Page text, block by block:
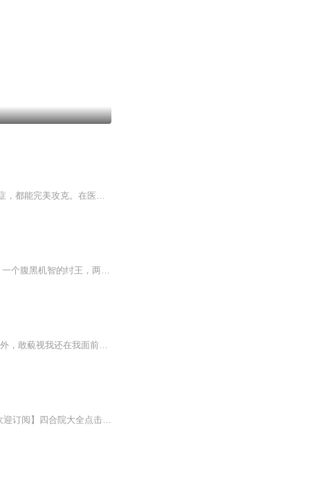
获得全能外科系统，医术、手速、诊断全面拉满。无论是复杂开颅、心脏手术，还是罕见急症，都能完美攻克。在医院叱咤风云，救死扶伤名扬四海，以超凡医术，书写属于外科之王的传奇人生。
【内容简介】 李志：哟，俺是谁？纣王！哎呀呀，昏君？我喜欢！ 一个沉默寡言的系统，一个腹黑机智的纣王，两者搭配扰乱的封神世界。 立在朝歌得天下，改天换运当纣王。 圣人算什么？你算计我，我就让你灭教！ 你有天道，我有系统！看咱俩谁强？ “...
内容简介 系统在手，天下我有，就算我是废柴又能怎样，还不是照样踏遍三界游玩在宇宙之外，敢藐视我还在我面前装逼？西门吹雪给我一剑秒了他，呦，这是准备打群架吗？出来吧！姑娘们，出来接客了，貂蝉，花木兰，阿狸，虞姬，姑娘们给我揍他…作者落之枫林...
【本专辑可以单独购买，买一送一，两本书同时发布，优惠多多。也可会员VIP免费收听，欢迎订阅】四合院大全点击下面链接直接进入：四合院：变态是怎样练成的|猫城记|老舍作品_全集免费在线阅读收听下载 - 喜马拉雅 (ximalaya.com)四合院：贾张氏的绝户手|正...